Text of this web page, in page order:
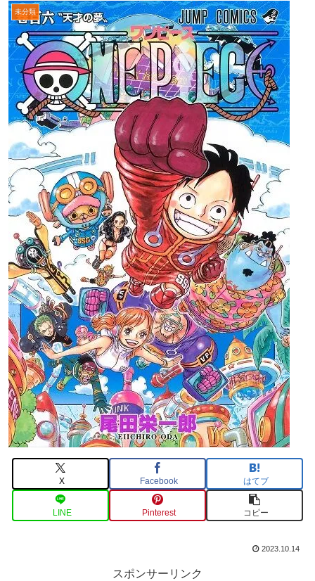
未分類
X Facebook はてブ
LINE Pinterest コピー
2023.10.14
スポンサーリンク